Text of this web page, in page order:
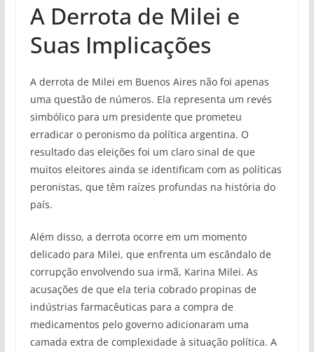
A Derrota de Milei e
Suas Implicações
A derrota de Milei em Buenos Aires não foi apenas
uma questão de números. Ela representa um revés
simbólico para um presidente que prometeu
erradicar o peronismo da política argentina. O
resultado das eleições foi um claro sinal de que
muitos eleitores ainda se identificam com as políticas
peronistas, que têm raízes profundas na história do
país.
Além disso, a derrota ocorre em um momento
delicado para Milei, que enfrenta um escândalo de
corrupção envolvendo sua irmã, Karina Milei. As
acusações de que ela teria cobrado propinas de
indústrias farmacêuticas para a compra de
medicamentos pelo governo adicionaram uma
camada extra de complexidade à situação política. A